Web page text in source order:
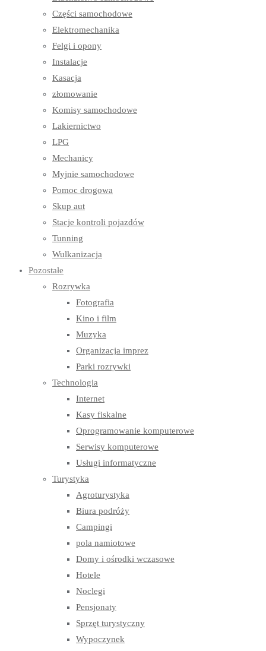
Części samochodowe
Elektromechanika
Felgi i opony
Instalacje
Kasacja
złomowanie
Komisy samochodowe
Lakiernictwo
LPG
Mechanicy
Myjnie samochodowe
Pomoc drogowa
Skup aut
Stacje kontroli pojazdów
Tunning
Wulkanizacja
Pozostałe
Rozrywka
Fotografia
Kino i film
Muzyka
Organizacja imprez
Parki rozrywki
Technologia
Internet
Kasy fiskalne
Oprogramowanie komputerowe
Serwisy komputerowe
Usługi informatyczne
Turystyka
Agroturystyka
Biura podróży
Campingi
pola namiotowe
Domy i ośrodki wczasowe
Hotele
Noclegi
Pensjonaty
Sprzęt turystyczny
Wypoczynek